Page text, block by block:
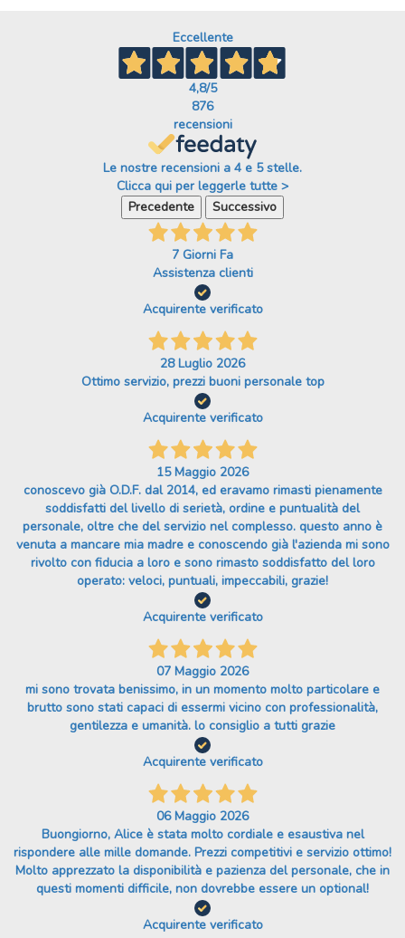
Eccellente
4,8/5
876
recensioni
Le nostre recensioni a 4 e 5 stelle.
Clicca qui per leggerle tutte >
Precedente
Successivo
7 Giorni Fa
Assistenza clienti
Acquirente verificato
28 Luglio 2026
Ottimo servizio, prezzi buoni personale top
Acquirente verificato
15 Maggio 2026
conoscevo già O.D.F. dal 2014, ed eravamo rimasti pienamente
soddisfatti del livello di serietà, ordine e puntualità del
personale, oltre che del servizio nel complesso. questo anno è
venuta a mancare mia madre e conoscendo già l'azienda mi sono
rivolto con fiducia a loro e sono rimasto soddisfatto del loro
operato: veloci, puntuali, impeccabili, grazie!
Acquirente verificato
07 Maggio 2026
mi sono trovata benissimo, in un momento molto particolare e
brutto sono stati capaci di essermi vicino con professionalità,
gentilezza e umanità. lo consiglio a tutti grazie
Acquirente verificato
06 Maggio 2026
Buongiorno, Alice è stata molto cordiale e esaustiva nel
rispondere alle mille domande. Prezzi competitivi e servizio ottimo!
Molto apprezzato la disponibilità e pazienza del personale, che in
questi momenti difficile, non dovrebbe essere un optional!
Acquirente verificato